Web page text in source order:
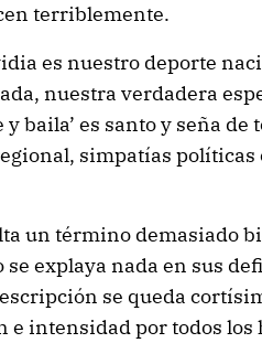
terriblemente.
es nuestro deporte
nuestra verdadera
baila’ es santo y seña de
simpatías políticas
un término demasiado
se explaya nada en sus
se queda
intensidad por todos los